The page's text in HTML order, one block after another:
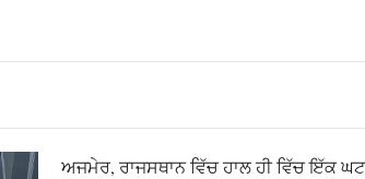
ਅਜਮੇਰ, ਰਾਜਸਥਾਨ ਵਿੱਚ ਹਾਲ ਹੀ ਵਿੱਚ ਇੱਕ